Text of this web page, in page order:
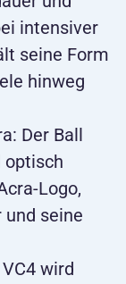
intensiver
seine Form
hinweg
Der Ball
optisch
Logo,
seine
wird